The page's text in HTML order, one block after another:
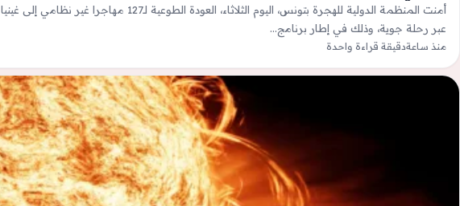
أمنت المنظمة الدولية للهجرة بتونس، اليوم الثلاثاء، العودة الطوعية لـ127 مهاجرا غير نظامي إلى غينيا
عبر رحلة جوية، وذلك في إطار برنامج…
منذ ساعةدقيقة قراءة واحدة